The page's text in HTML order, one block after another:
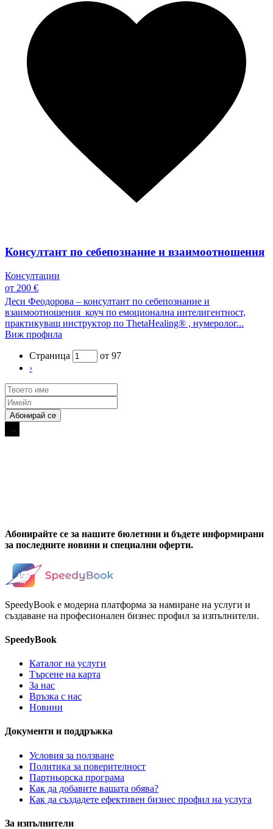
Консултант по себепознание и взаимоотношения
Консултации
от 200 €
Деси Феодорова – консултант по себепознание и
взаимоотношения коуч по емоционална интелигентност,
практикуващ инструктор по ThetaHealing® , нумеролог...
Виж профила
Страница
от 97
›
Абонирайте се за нашите бюлетини и бъдете информирани
за последните новини и специални оферти.
SpeedyBook е модерна платформа за намиране на услуги и
създаване на професионален бизнес профил за изпълнители.
SpeedyBook
Каталог на услуги
Търсене на карта
За нас
Връзка с нас
Новини
Документи и поддръжка
Условия за ползване
Политика за поверителност
Партньорска програма
Как да добавите вашата обява?
Как да създадете ефективен бизнес профил на услуга
За изпълнители